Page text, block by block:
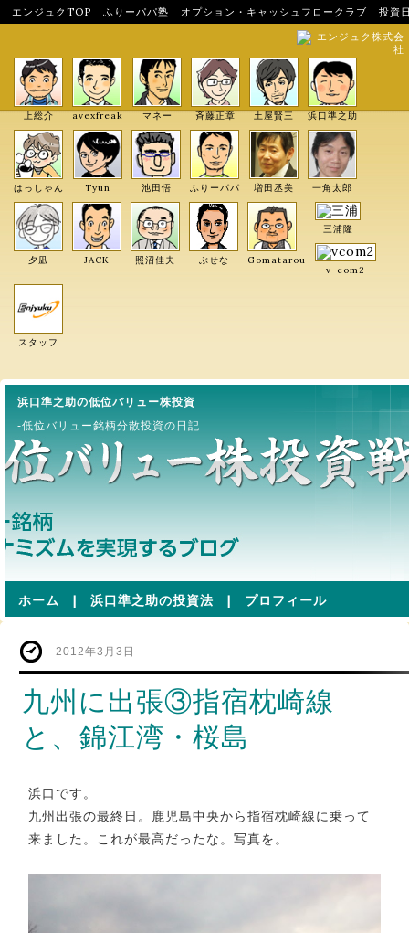
エンジュクTOP ふりーパパ塾 オプション・キャッシュフロークラブ
投資
エンジュク株式会
社
上総介 avexfreak マネー 斉藤正章 土屋賢三 浜口準之助
はっしゃん Tyun 池田悟 ふりーパパ 増田丞美 一角太郎
夕凪 JACK 照沼佳夫 ぶせな Gomatarou
三浦隆
v-com2
スタッフ
浜口準之助の低位バリュー株投資
-低位バリュー銘柄分散投資の日記
ホーム | 浜口準之助の投資法 | プロフィール
2012年3月3日
九州に出張③指宿枕崎線
と、錦江湾・桜島
浜口です。
九州出張の最終日。鹿児島中央から指宿枕崎線に乗って
来ました。これが最高だったな。写真を。